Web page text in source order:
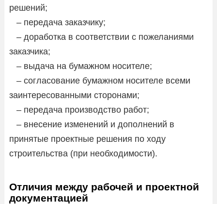
решений;
– передача заказчику;
– доработка в соответствии с пожеланиями
заказчика;
– выдача на бумажном носителе;
– согласование бумажном носителе всеми
заинтересованными сторонами;
– передача производство работ;
– внесение изменений и дополнений в
принятые проектные решения по ходу
строительства (при необходимости).
Отличия между рабочей и проектной
документацией